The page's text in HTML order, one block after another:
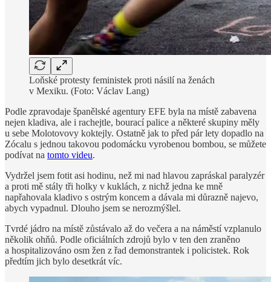
Loňské protesty feministek proti násilí na ženách
v Mexiku. (Foto: Václav Lang)
Podle zpravodaje španělské agentury EFE byla na místě zabavena
nejen kladiva, ale i rachejtle, bourací palice a některé skupiny měly
u sebe Molotovovy koktejly. Ostatně jak to před pár lety dopadlo na
Zócalu s jednou takovou podomácku vyrobenou bombou, se můžete
podívat na tomto videu.
Vydržel jsem fotit asi hodinu, než mi nad hlavou zapráskal paralyzér
a proti mě stály tři holky v kuklách, z nichž jedna ke mně
napřahovala kladivo s ostrým koncem a dávala mi důrazně najevo,
abych vypadnul. Dlouho jsem se nerozmýšlel.
Tvrdé jádro na místě zůstávalo až do večera a na náměstí vzplanulo
několik ohňů. Podle oficiálních zdrojů bylo v ten den zraněno
a hospitalizováno osm žen z řad demonstrantek i policistek. Rok
předtím jich bylo desetkrát víc.